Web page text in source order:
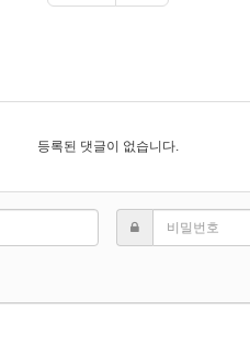
등록된 댓글이 없습니다.